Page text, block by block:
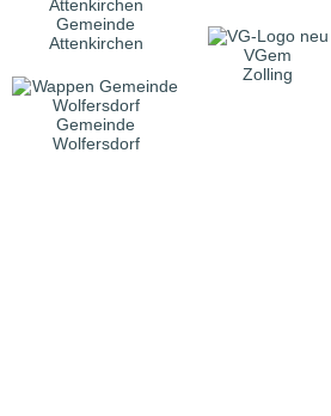
Gemeinde
Attenkirchen
VGem
Zolling
Gemeinde
Wolfersdorf